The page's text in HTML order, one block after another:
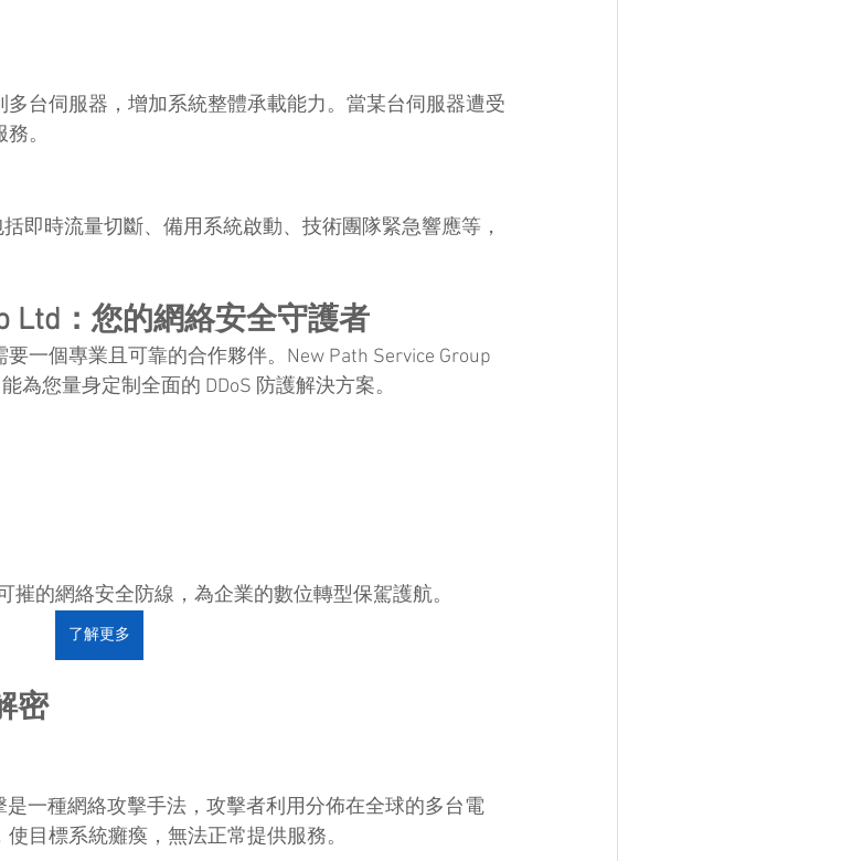
台伺服器，增加系統整體承載能力。當某台伺服器遭受
。
即時流量切斷、備用系統啟動、技術團隊緊急響應等，
Ltd：您的網絡安全守護者
一個專業且可靠的合作夥伴。New Path Service Group
為您量身定制全面的 DDoS 防護解決方案。
摧的網絡安全防線，為企業的數位轉型保駕護航。
了解更多
密
是一種網絡攻擊手法，攻擊者利用分佈在全球的多台電
目標系統癱瘓，無法正常提供服務。